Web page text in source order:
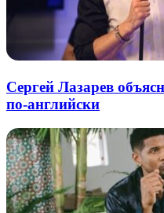
Сергей Лазарев
по-английски